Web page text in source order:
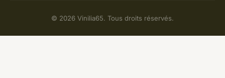
© 2026 Vinilia65. Tous droits réservés.